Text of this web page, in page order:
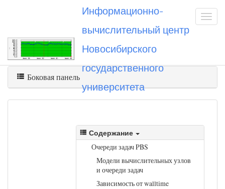
Информационно-
вычислительный центр
Новосибирского
государственного
университета
Вы посетили queues
Боковая панель
Содержание
Очереди задач PBS
Модели вычислительных узлов
и очереди задач
Зависимость от walltime